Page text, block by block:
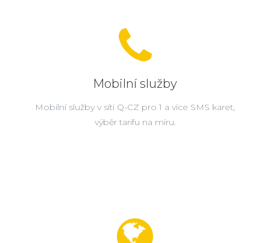
Mobilní služby
Mobilní služby v síti Q-CZ pro 1 a více SMS karet,
výběr tarifu na míru.